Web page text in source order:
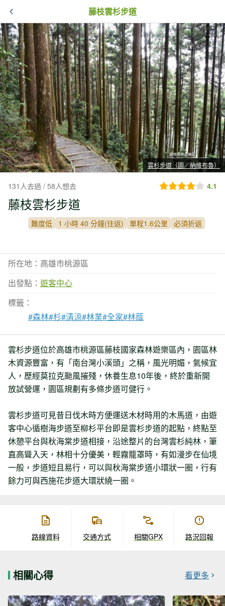
藤枝雲杉步道
雲杉步道（圖／納維布魯）
131人去過 / 58人想去 4.1
藤枝雲杉步道
難度低 1 小時 40 分鐘(往返) 單程1.6公里 必須折返
所在地：高雄市桃源區
出發點： 遊客中心
標籤：
#森林#杉#清涼#林業#全家#林蔭
雲杉步道位於高雄市桃源區藤枝國家森林遊樂區內，園區林
木資源豐富，有「南台灣小溪頭」之稱，風光明媚，氣候宜
人，歷經莫拉克颱風摧殘，休養生息10年後，終於重新開
放試營運，園區規劃有多條步道可健行。
雲杉步道可見昔日伐木時方便運送木材時用的木馬道，由遊
客中心循樹海步道至柳杉平台即是雲杉步道的起點，終點至
休憩平台與秋海棠步道相接，沿途整片的台灣雲杉純林，筆
直高聳入天，林相十分優美，輕霧籠罩時，有如漫步在仙境
一般，步道短且易行，可以與秋海棠步道小環狀一圈，行有
餘力可與西施花步道大環狀繞一圈。
路線資料 交通方式 相關GPX 路況回報
相關心得 看更多